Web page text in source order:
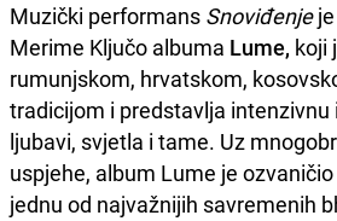
Muzički performans Snoviđenjeje
Merime Ključo albuma Lume, koji
rumunjskom, hrvatskom,
tradicijom i predstavlja
ljubavi, svjetla i tame. Uz
uspjehe, album Lume je
jednu od najvažnijih savremenih